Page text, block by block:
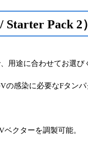
Pack 2）
用途に合わせてお選び
の感染に必要なFタンパ
クターを調製可能。